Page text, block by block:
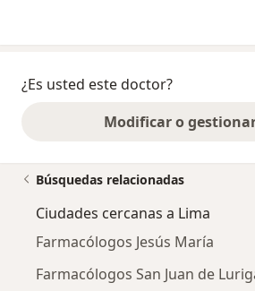
¿Es usted este doctor?
Modificar o
Búsquedas relacionadas
Ciudades cercanas a Lima
Farmacólogos Jesús María
Farmacólogos San Juan de